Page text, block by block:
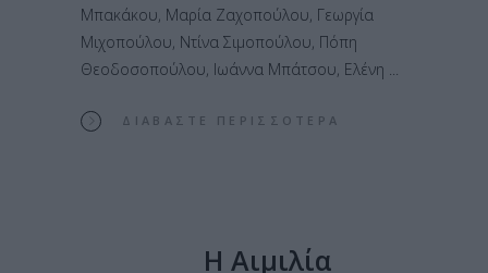
Μπακάκου, Μαρία Ζαχοπούλου, Γεωργία
Μιχοπούλου, Ντίνα Σιμοπούλου, Πόπη
Θεοδοσοπούλου, Ιωάννα Μπάτσου, Ελένη
ΔΙΑΒΆΣΤΕ ΠΕΡΙΣΣΌΤΕΡΑ
Η Αιμιλία